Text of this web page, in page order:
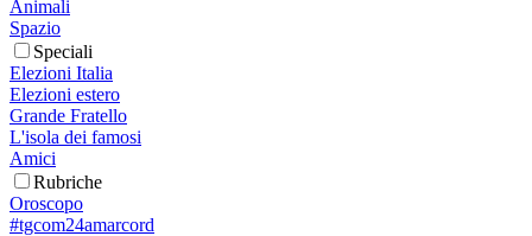
Animali
Spazio
Speciali
Elezioni Italia
Elezioni estero
Grande Fratello
L'isola dei famosi
Amici
Rubriche
Oroscopo
#tgcom24amarcord